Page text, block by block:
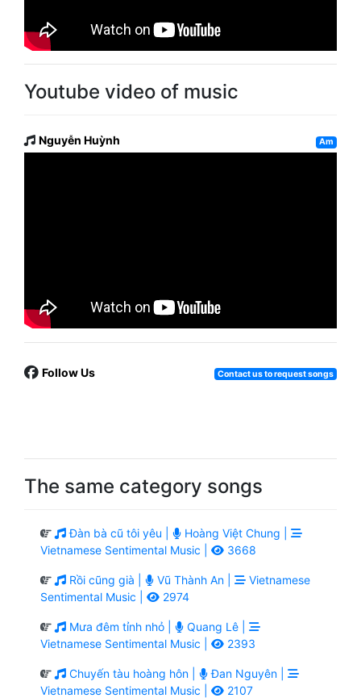
Youtube video of music
Nguyễn Huỳnh Am
Follow Us Contact us to request songs
The same category songs
Đàn bà cũ tôi yêu |
Hoàng Việt Chung |
Vietnamese Sentimental Music |
3668
Rồi cũng già | Vũ Thành An |
Vietnamese
Sentimental Music |
2974
Mưa đêm tỉnh nhỏ |
Quang Lê |
Vietnamese Sentimental Music |
2393
Chuyến tàu hoàng hôn |
Đan Nguyên |
Vietnamese Sentimental Music |
2107